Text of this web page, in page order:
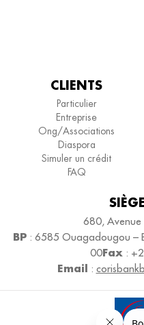
CLIENTS
Particulier
Entreprise
Ong/Associations
Diaspora
Simuler un crédit
FAQ
680, Avenue
BP: 6585 Ouagadougou –
00Fax:
Email :